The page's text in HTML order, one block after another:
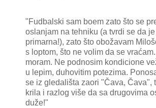
"Fudbalski sam boem zato što se
oslanjam na tehniku (a tvrdi se da
primarna!), zato što obožavam
s loptom, što ne volim da se
moram. Ne podnosim kondicione
u lepim, duhovitim potezima.
se iz gledališta zaori "Čava, Čava",
krila i razlog više da sa drugovima
duže!"